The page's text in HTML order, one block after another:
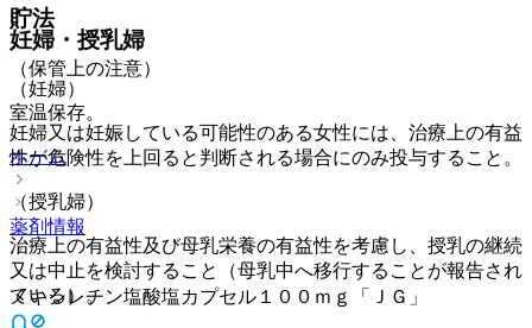
貯法
（保管上の注意）
室温保存。
ホーム
薬剤情報
メキシレチン塩酸塩カプセル１００ｍｇ「ＪＧ」
妊婦・授乳婦
（妊婦）
妊婦又は妊娠している可能性のある女性には、治療上の有益
性が危険性を上回ると判断される場合にのみ投与すること。
（授乳婦）
治療上の有益性及び母乳栄養の有益性を考慮し、授乳の継続
又は中止を検討すること（母乳中へ移行することが報告され
ている）。